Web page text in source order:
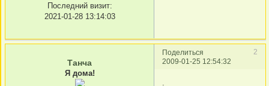
Последний визит:
2021-01-28 13:14:03
Поделиться
2
2009-01-25 12:54:32
Танча
Я дома!